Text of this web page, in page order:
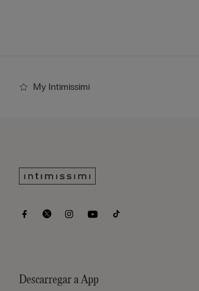
My Intimissimi
Descarregar a App